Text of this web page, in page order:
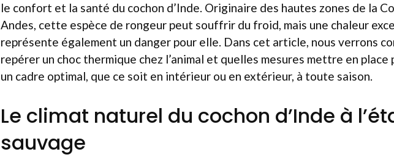
le confort et la santé du cochon d’Inde. Originaire des hautes zones de la
Andes, cette espèce de rongeur peut souffrir du froid, mais une chaleur
représente également un danger pour elle. Dans cet article, nous verrons
repérer un choc thermique chez l’animal et quelles mesures mettre en
un cadre optimal, que ce soit en intérieur ou en extérieur, à toute saison.
Le climat naturel du cochon d’Inde à
sauvage